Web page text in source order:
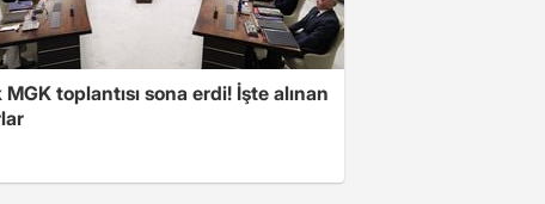
toplantısı sona erdi! İşte alınan